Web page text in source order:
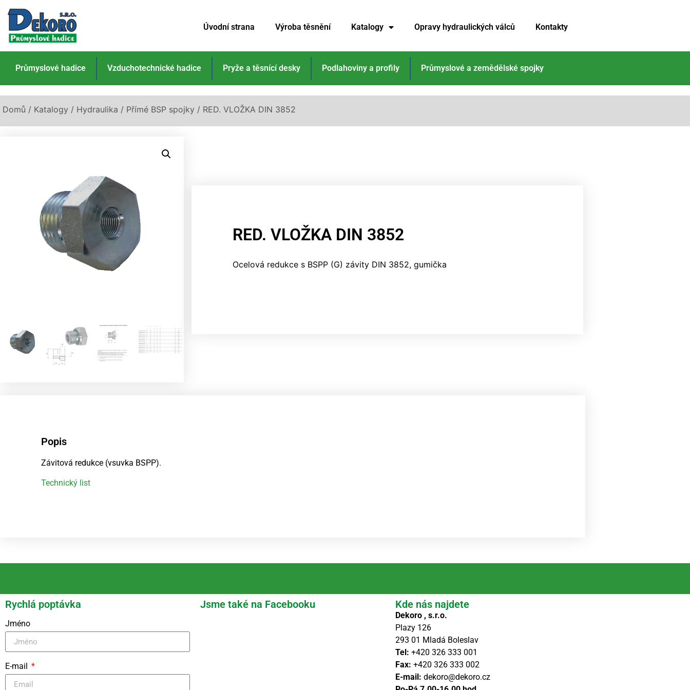
Úvodní strana Výroba těsnění Katalogy Opravy hydraulických válců Kontakty
Průmyslové hadice Vzduchotechnické hadice Pryže a těsnící desky Podlahoviny a profily Průmyslové a zemědělské spojky
Domů / Katalogy / Hydraulika / Přímé BSP spojky / RED. VLOŽKA DIN 3852
RED. VLOŽKA DIN 3852
Ocelová redukce s BSPP (G) závity DIN 3852, gumička
Popis
Závitová redukce (vsuvka BSPP).
Technický list
Rychlá poptávka
Jméno
E-mail
Jsme také na Facebooku Kde nás najdete
Dekoro , s.r.o.
Plazy 126
293 01 Mladá Boleslav
Tel: +420 326 333 001
Fax: +420 326 333 002
E-mail: dekoro@dekoro.cz